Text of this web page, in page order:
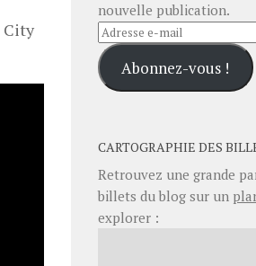
City
nouvelle publication.
Adresse
e-
mailAbonnez-vous !
CARTOGRAPHIE DES
Retrouvez une grande
billets du blog sur un
explorer :